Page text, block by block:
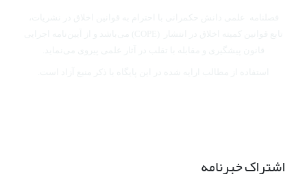
اشتراک خبرنامه